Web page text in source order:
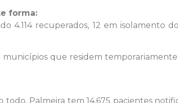
forma:
4.114 recuperados, 12 em isolamento
que residem
Palmeira tem 14.675 pacientes